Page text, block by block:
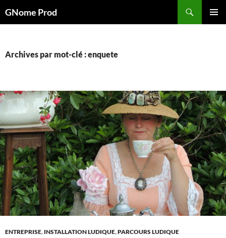
auGNome Prod
Archives par mot-clé : enquete
ENTREPRISE, INSTALLATION LUDIQUE,PARCOURS LUDIQUE